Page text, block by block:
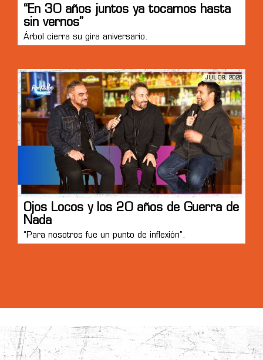
“En 30 años juntos ya tocamos hasta
sin vernos”
Árbol cierra su gira aniversario.
JUL 08, 2026
Ojos Locos y los 20 años de Guerra de
Nada
“Para nosotros fue un punto de inflexión”.